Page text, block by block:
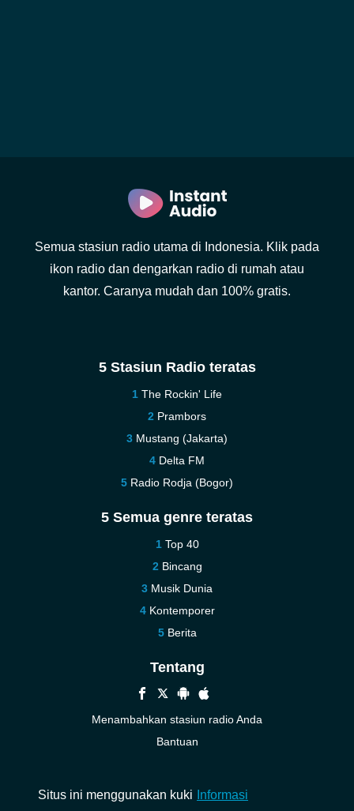
Semua stasiun radio utama di Indonesia. Klik pada
ikon radio dan dengarkan radio di rumah atau
kantor. Caranya mudah dan 100% gratis.
5 Stasiun Radio teratas
The Rockin' Life
Prambors
Mustang (Jakarta)
Delta FM
Radio Rodja (Bogor)
5 Semua genre teratas
Top 40
Bincang
Musik Dunia
Kontemporer
Berita
Tentang
Menambahkan stasiun radio Anda
Bantuan
Situs ini menggunakan kuki Informasi